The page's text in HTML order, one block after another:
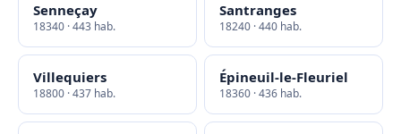
Senneçay
18340 · 443 hab.
Santranges
18240 · 440 hab.
Villequiers
18800 · 437 hab.
Épineuil-le-Fleuriel
18360 · 436 hab.